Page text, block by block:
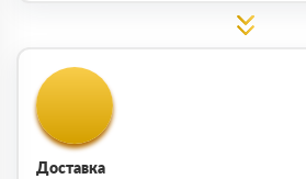
Доставка